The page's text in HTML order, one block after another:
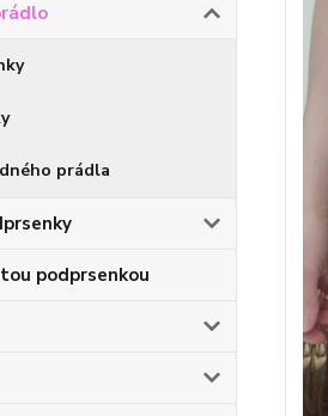
prádla
podprsenkou